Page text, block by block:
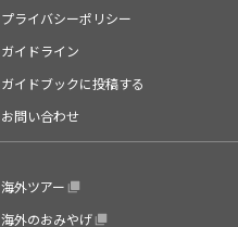
プライバシーポリシー
ガイドライン
ガイドブックに投稿する
お問い合わせ
海外ツアー
海外のおみやげ